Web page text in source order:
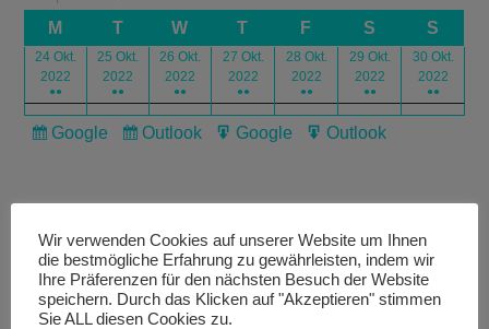
M T W T F S S
24 Okt.
2022
●●
25 Okt.
2022
●●
26 Okt.
2022
●●
27 Okt.
2022
●●
28 Okt.
2022
●●
29 Okt.
2022
●●
30 Okt.
2022
●●
Subscribe
Google
Subscribe
Outlook
Export
Google
Export
Outlook
Livestream
Wir verwenden Cookies auf unserer Website um Ihnen
die bestmögliche Erfahrung zu gewährleisten, indem wir
Ihre Präferenzen für den nächsten Besuch der Website
speichern. Durch das Klicken auf "Akzeptieren" stimmen
Sie ALL diesen Cookies zu.